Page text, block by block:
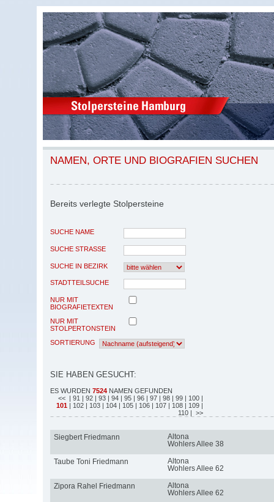
NAMEN, ORTE UND BIOGRAFIEN SUCHEN
Bereits verlegte Stolpersteine
SUCHE NAME
SUCHE STRASSE
SUCHE IN BEZIRK
STADTTEILSUCHE
NUR MIT
BIOGRAFIETEXTEN
NUR MIT
STOLPERTONSTEIN
SORTIERUNG
SIE HABEN GESUCHT:
ES WURDEN 7524 NAMEN GEFUNDEN
<< | 91 | 92 | 93 | 94 | 95 | 96 | 97 | 98 | 99 | 100 |
101 | 102 | 103 | 104 | 105 | 106 | 107 | 108 | 109 |
110 | >>
Siegbert Friedmann
Altona
Wohlers Allee 38
Taube Toni Friedmann
Altona
Wohlers Allee 62
Zipora Rahel Friedmann
Altona
Wohlers Allee 62